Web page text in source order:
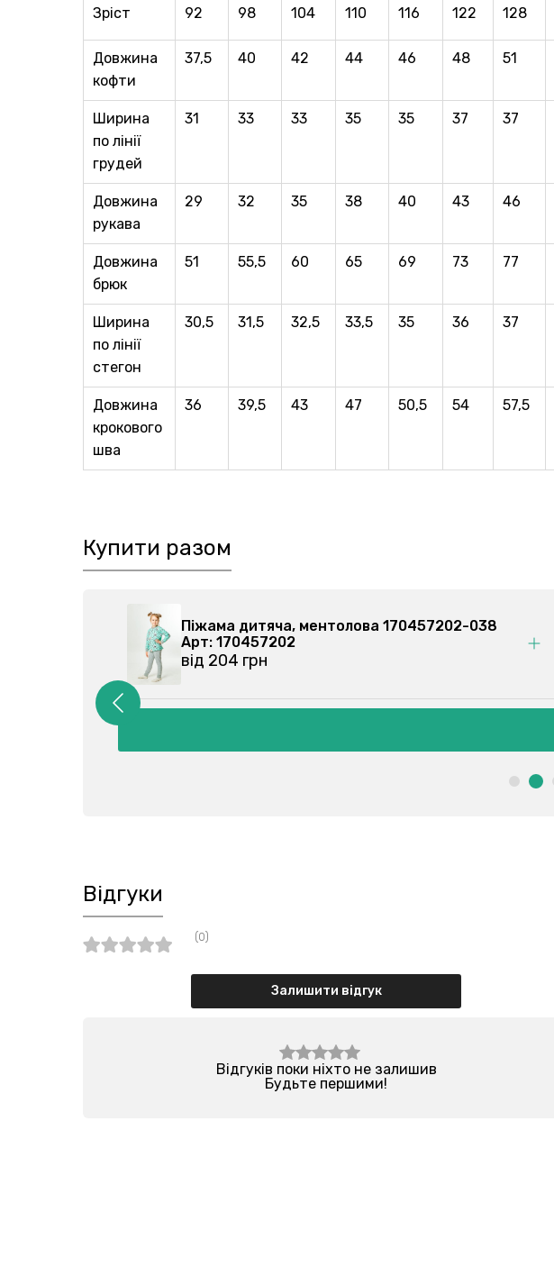
Зріст 92 98 104 110 116 122 128
Довжина
кофти
37,5 40 42 44 46 48 51
Ширина
по лінії
грудей
31 33 33 35 35 37 37
Довжина
рукава
29 32 35 38 40 43 46
Довжина
брюк
51 55,5 60 65 69 73 77
Ширина
по лінії
стегон
30,5 31,5 32,5 33,5 35 36 37
Довжина
крокового
шва
36 39,5 43 47 50,5 54 57,5
Купити разом
Піжама дитяча, ментолова 170457202-038
Арт: 170457202
від 204 грн
Відгуки
(0)
Залишити відгук
Відгуків поки ніхто не залишив
Будьте першими!